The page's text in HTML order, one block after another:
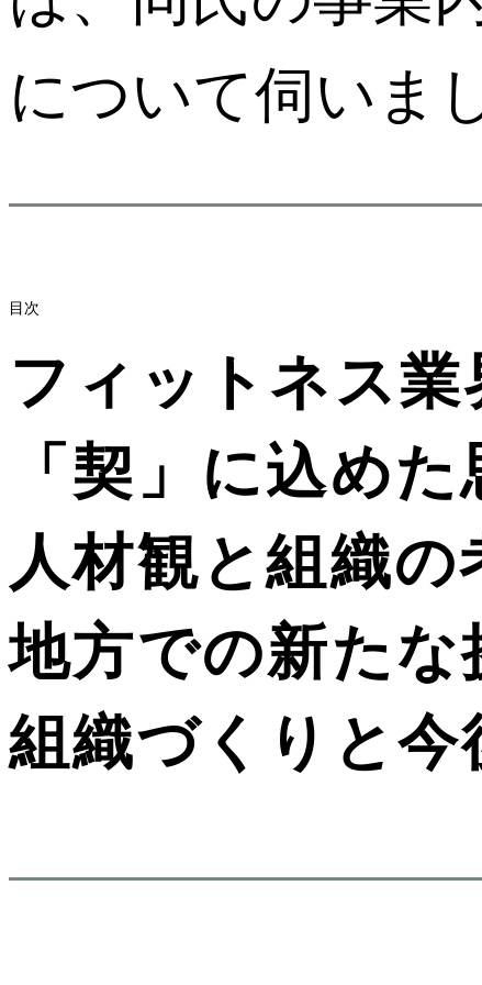
について伺いま
目次
フィットネス
「契」に込め
人材観と組織の
地方での新たな
組織づくりと今